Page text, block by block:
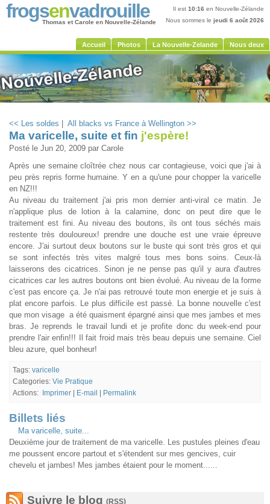
frogsenvadrouille
Thomas et Carole en Nouvelle-Zélande
Il est 10:16 en Nouvelle-Zélande
Nous sommes le jeudi 6 août 2026
Accueil Photos La Nouvelle-Zelande Nous deux
Suivre le blog (RSS)
<< Les soldes All blacks vs France à Wellington >>
Ma varicelle, suite et fin j'espère!
Posté le Jun 20, 2009 par Carole
Après une semaine cloîtrée chez nous car contagieuse, voici que j'ai à
peu près repris forme humaine. Y en a qu'une pour chopper la varicelle
en NZ!!!
Au niveau du traitement j'ai pris mon dernier anti-viral ce matin. Je
n'applique plus de lotion à la calamine, donc on peut dire que le
traitement est fini. Au niveau des boutons, ils ont tous séchés mais
restente très douloureux! prendre une douche est une vraie épreuve
encore. J'ai surtout deux boutons sur le buste qui sont très gros et qui
se sont infectés très vites malgré tous mes bons soins. Ceux-là
laisserons des cicatrices. Sinon je ne pense pas qu'il y aura d'autres
cicatrices car les autres boutons ont bien évolué. Au niveau de la forme
c'est pas encore ça. Je n'ai pas retrouvé toute mon energie et je suis à
plat encore parfois. Le plus difficile est passé. La bonne nouvelle c'est
que mon visage a été quaisment épargné ainsi que mes jambes et mes
bras. Je reprends le travail lundi et je profite donc du week-end pour
prendre l'air enfin!!! Il fait froid mais très beau depuis une semaine. Ciel
bleu azure, quel bonheur!
Tags: varicelle
Categories: Vie Pratique
Actions:
Imprimer E-mail Permalink
Billets liés
Ma varicelle, suite...
Deuxième jour de traitement de ma varicelle. Les pustules pleines d'eau
me poussent encore partout et s'étendent sur mes gencives, cuir
chevelu et jambes! Mes jambes étaient pour le moment......